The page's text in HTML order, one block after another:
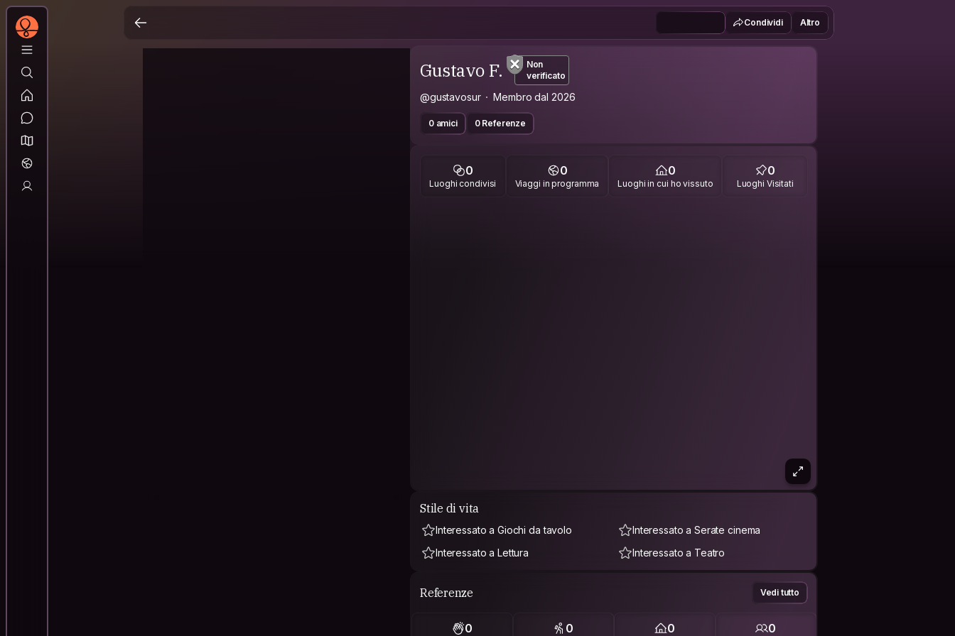
Condividi Altro
Gustavo F.
Non
verificato
@gustavosur Membro dal 2026
0 amici 0 Referenze
0
Luoghi condivisi
0
Viaggi in programma
0
Luoghi in cui ho vissuto
0
Luoghi Visitati
Stile di vita
Interessato a Giochi da tavolo
Interessato a Serate cinema
Interessato a Lettura
Interessato a Teatro
Referenze Vedi tutto
0 0 0 0